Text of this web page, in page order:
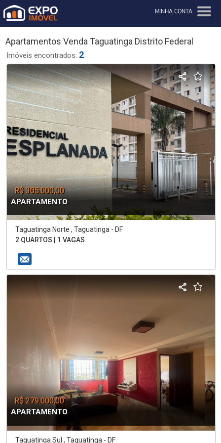
MINHA CONTA
Apartamentos Venda Taguatinga Distrito Federal
Imóveis encontrados: 2
R$ 305.000,00
APARTAMENTO
Taguatinga Norte , Taguatinga - DF
2 QUARTOS | 1 VAGAS
R$ 279.000,00
APARTAMENTO
Taguatinga Sul , Taguatinga - DF